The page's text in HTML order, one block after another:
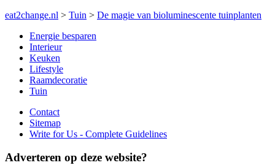
eat2change.nl > Tuin > De magie van bioluminescente tuinplanten
Energie besparen
Interieur
Keuken
Lifestyle
Raamdecoratie
Tuin
Contact
Sitemap
Write for Us - Complete Guidelines
Adverteren op deze website?